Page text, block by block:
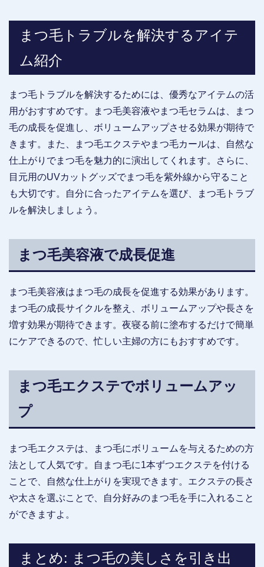
まつ毛トラブルを解決するアイテ
ム紹介
まつ毛トラブルを解決するためには、優秀なアイテムの活
用がおすすめです。まつ毛美容液やまつ毛セラムは、まつ
毛の成長を促進し、ボリュームアップさせる効果が期待で
きます。また、まつ毛エクステやまつ毛カールは、自然な
仕上がりでまつ毛を魅力的に演出してくれます。さらに、
目元用のUVカットグッズでまつ毛を紫外線から守ること
も大切です。自分に合ったアイテムを選び、まつ毛トラブ
ルを解決しましょう。
まつ毛美容液で成長促進
まつ毛美容液はまつ毛の成長を促進する効果があります。
まつ毛の成長サイクルを整え、ボリュームアップや長さを
増す効果が期待できます。夜寝る前に塗布するだけで簡単
にケアできるので、忙しい主婦の方にもおすすめです。
まつ毛エクステでボリュームアッ
プ
まつ毛エクステは、まつ毛にボリュームを与えるための方
法として人気です。自まつ毛に1本ずつエクステを付ける
ことで、自然な仕上がりを実現できます。エクステの長さ
や太さを選ぶことで、自分好みのまつ毛を手に入れること
ができますよ。
まとめ: まつ毛の美しさを引き出